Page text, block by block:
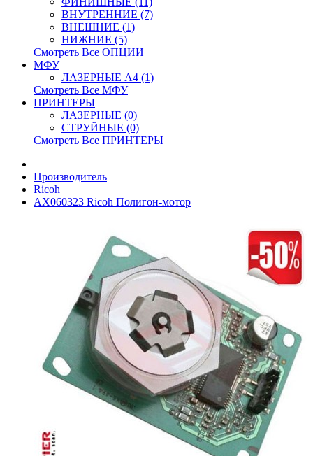
ВНУТРЕННИЕ (7)
ВНЕШНИЕ (1)
НИЖНИЕ (5)
Смотреть Все ОПЦИИ
МФУ
ЛАЗЕРНЫЕ A4 (1)
Смотреть Все МФУ
ПРИНТЕРЫ
ЛАЗЕРНЫЕ (0)
СТРУЙНЫЕ (0)
Смотреть Все ПРИНТЕРЫ
Производитель
Ricoh
AX060323 Ricoh Полигон-мотор